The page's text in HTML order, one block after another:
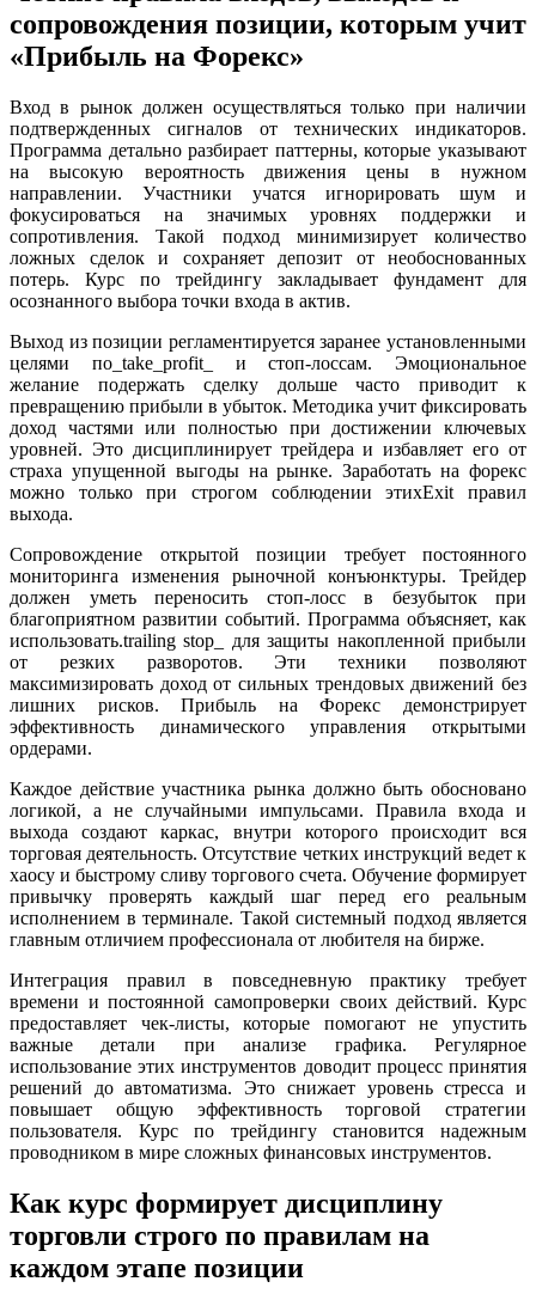
сопровождения позиции, которым учит
«Прибыль на Форекс»
Вход в рынок должен осуществляться только при наличии
подтвержденных сигналов от технических индикаторов.
Программа детально разбирает паттерны, которые указывают
на высокую вероятность движения цены в нужном
направлении. Участники учатся игнорировать шум и
фокусироваться на значимых уровнях поддержки и
сопротивления. Такой подход минимизирует количество
ложных сделок и сохраняет депозит от необоснованных
потерь. Курс по трейдингу закладывает фундамент для
осознанного выбора точки входа в актив.
Выход из позиции регламентируется заранее установленными
целями по_take_profit_ и стоп-лоссам. Эмоциональное
желание подержать сделку дольше часто приводит к
превращению прибыли в убыток. Методика учит фиксировать
доход частями или полностью при достижении ключевых
уровней. Это дисциплинирует трейдера и избавляет его от
страха упущенной выгоды на рынке. Заработать на форекс
можно только при строгом соблюдении этихExit правил
выхода.
Сопровождение открытой позиции требует постоянного
мониторинга изменения рыночной конъюнктуры. Трейдер
должен уметь переносить стоп-лосс в безубыток при
благоприятном развитии событий. Программа объясняет, как
использовать.trailing stop_ для защиты накопленной прибыли
от резких разворотов. Эти техники позволяют
максимизировать доход от сильных трендовых движений без
лишних рисков. Прибыль на Форекс демонстрирует
эффективность динамического управления открытыми
ордерами.
Каждое действие участника рынка должно быть обосновано
логикой, а не случайными импульсами. Правила входа и
выхода создают каркас, внутри которого происходит вся
торговая деятельность. Отсутствие четких инструкций ведет к
хаосу и быстрому сливу торгового счета. Обучение формирует
привычку проверять каждый шаг перед его реальным
исполнением в терминале. Такой системный подход является
главным отличием профессионала от любителя на бирже.
Интеграция правил в повседневную практику требует
времени и постоянной самопроверки своих действий. Курс
предоставляет чек-листы, которые помогают не упустить
важные детали при анализе графика. Регулярное
использование этих инструментов доводит процесс принятия
решений до автоматизма. Это снижает уровень стресса и
повышает общую эффективность торговой стратегии
пользователя. Курс по трейдингу становится надежным
проводником в мире сложных финансовых инструментов.
Как курс формирует дисциплину
торговли строго по правилам на
каждом этапе позиции